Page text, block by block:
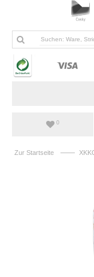
0
Zur Startseite ——